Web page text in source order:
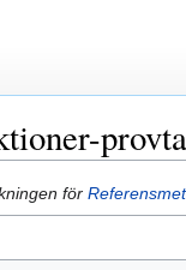
för